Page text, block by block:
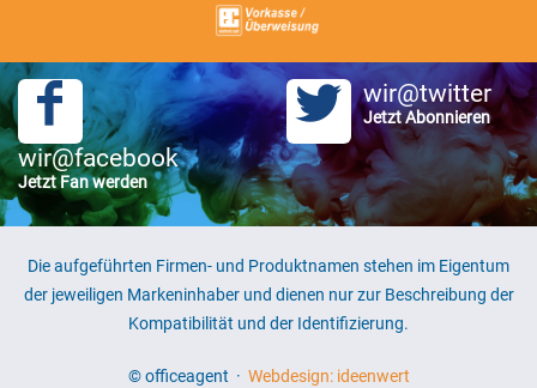
wir@facebook
Jetzt Fan werden
wir@twitter
Jetzt Abonnieren
Die aufgeführten Firmen- und Produktnamen stehen im Eigentum
der jeweiligen Markeninhaber und dienen nur zur Beschreibung der
Kompatibilität und der Identifizierung.
© officeagent · Webdesign: ideenwert